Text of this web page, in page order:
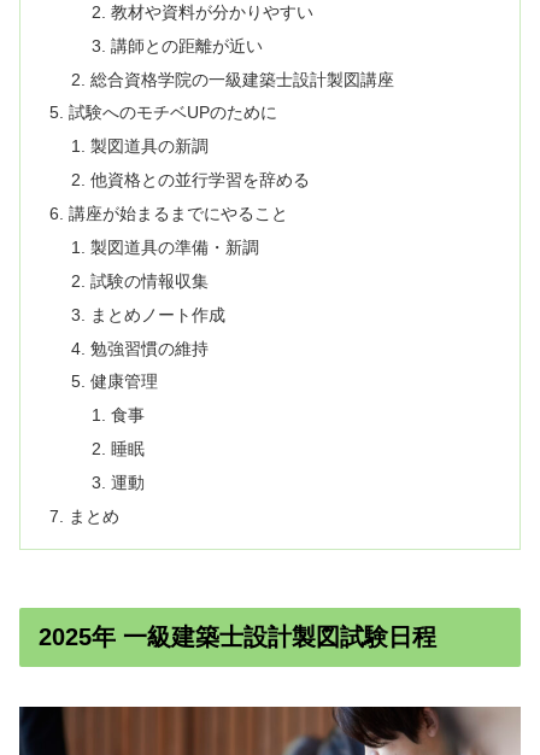
教材や資料が分かりやすい
講師との距離が近い
総合資格学院の一級建築士設計製図講座
試験へのモチベUPのために
製図道具の新調
他資格との並行学習を辞める
講座が始まるまでにやること
製図道具の準備・新調
試験の情報収集
まとめノート作成
勉強習慣の維持
健康管理
食事
睡眠
運動
まとめ
2025年 一級建築士設計製図試験日程